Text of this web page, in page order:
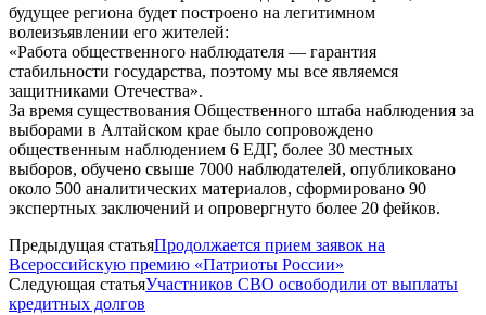
будущее региона будет построено на легитимном
волеизъявлении его жителей:
«Работа общественного наблюдателя — гарантия
стабильности государства, поэтому мы все являемся
защитниками Отечества».
За время существования Общественного штаба наблюдения за
выборами в Алтайском крае было сопровождено
общественным наблюдением 6 ЕДГ, более 30 местных
выборов, обучено свыше 7000 наблюдателей, опубликовано
около 500 аналитических материалов, сформировано 90
экспертных заключений и опровергнуто более 20 фейков.
Предыдущая статьяПродолжается прием заявок на
Всероссийскую премию «Патриоты России»
Следующая статьяУчастников СВО освободили от выплаты
кредитных долгов